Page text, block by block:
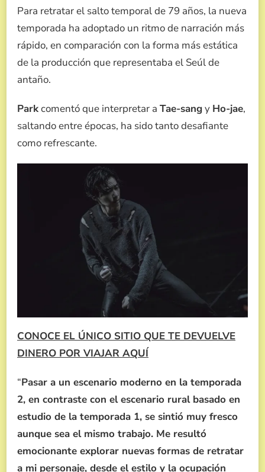
Para retratar el salto temporal de 79 años, la nueva
temporada ha adoptado un ritmo de narración más
rápido, en comparación con la forma más estática
de la producción que representaba el Seúl de
antaño.
Parkcomentó que interpretar a Tae-sangy Ho-jae,
saltando entre épocas, ha sido tanto desafiante
como refrescante.
CONOCE EL ÚNICO SITIO QUE TE DEVUELVE
DINERO POR VIAJAR AQUÍ
“Pasar a un escenario moderno en la temporada
2, en contraste con el escenario rural basado en
estudio de la temporada 1, se sintió muy fresco
aunque sea el mismo trabajo. Me resultó
emocionante explorar nuevas formas de retratar
a mi personaje, desde el estilo y la ocupación